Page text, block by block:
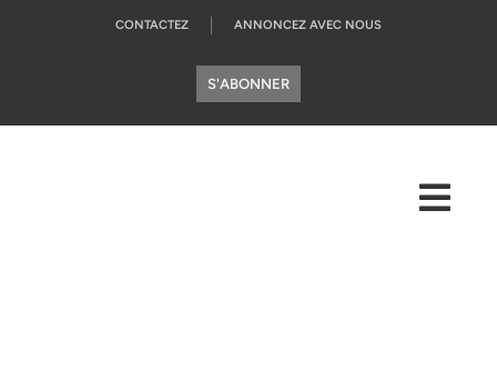
CONTACTEZ ANNONCEZ AVEC NOUS
S'ABONNER